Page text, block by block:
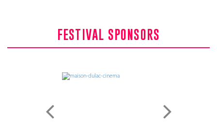
FESTIVAL SPONSORS